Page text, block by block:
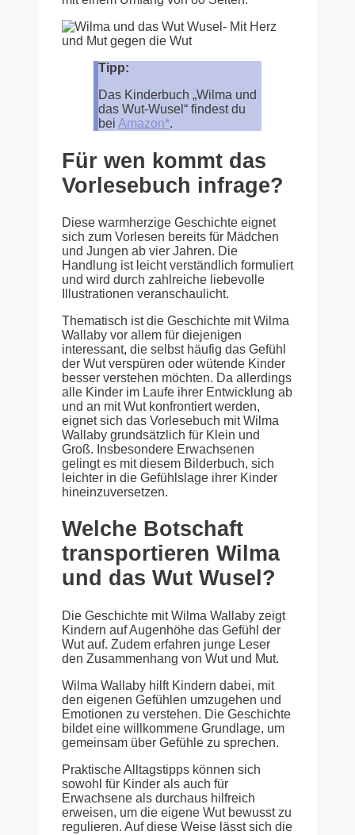
Tipp:
Das Kinderbuch „Wilma und
das Wut-Wusel“ findest du
bei Amazon*.
Für wen kommt das
Vorlesebuch infrage?
Diese warmherzige Geschichte eignet
sich zum Vorlesen bereits für Mädchen
und Jungen ab vier Jahren. Die
Handlung ist leicht verständlich formuliert
und wird durch zahlreiche liebevolle
Illustrationen veranschaulicht.
Thematisch ist die Geschichte mit Wilma
Wallaby vor allem für diejenigen
interessant, die selbst häufig das Gefühl
der Wut verspüren oder wütende Kinder
besser verstehen möchten. Da allerdings
alle Kinder im Laufe ihrer Entwicklung ab
und an mit Wut konfrontiert werden,
eignet sich das Vorlesebuch mit Wilma
Wallaby grundsätzlich für Klein und
Groß. Insbesondere Erwachsenen
gelingt es mit diesem Bilderbuch, sich
leichter in die Gefühlslage ihrer Kinder
hineinzuversetzen.
Welche Botschaft
transportieren Wilma
und das Wut Wusel?
Die Geschichte mit Wilma Wallaby zeigt
Kindern auf Augenhöhe das Gefühl der
Wut auf. Zudem erfahren junge Leser
den Zusammenhang von Wut und Mut.
Wilma Wallaby hilft Kindern dabei, mit
den eigenen Gefühlen umzugehen und
Emotionen zu verstehen. Die Geschichte
bildet eine willkommene Grundlage, um
gemeinsam über Gefühle zu sprechen.
Praktische Alltagstipps können sich
sowohl für Kinder als auch für
Erwachsene als durchaus hilfreich
erweisen, um die eigene Wut bewusst zu
regulieren. Auf diese Weise lässt sich die